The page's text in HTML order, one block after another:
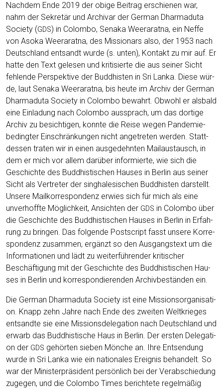
Nach­dem Ende 2019 der obi­ge Bei­trag erschie­nen war,
nahm der Sekre­tär und Archi­var der Ger­man Dhar­ma­du­ta
Socie­ty (GDS) in Colom­bo, Sena­ka Weera­rat­na, ein Nef­fe
von Aso­ka Weera­rat­na, des Mis­sio­nars also, der 1953 nach
Deutsch­land ent­sandt wur­de (s. unten), Kon­takt zu mir auf. Er
hat­te den Text gele­sen und kri­ti­sier­te die aus sei­ner Sicht
feh­len­de Per­spek­ti­ve der Bud­dhis­ten in Sri Lan­ka. Die­se wür­
de, laut Sena­ka Weera­rat­na, bis heu­te im Archiv der Ger­man
Dhar­ma­du­ta Socie­ty in Colom­bo bewahrt. Obwohl er als­bald
eine Ein­la­dung nach Colom­bo aus­sprach, um das dor­ti­ge
Archiv zu besich­ti­gen, konn­te die Rei­se wegen Pan­de­mie-
beding­ter Ein­schrän­kun­gen nicht ange­tre­ten wer­den. Statt­
des­sen tra­ten wir in einen aus­ge­dehn­ten Mai­l­aus­tausch, in
dem er mich vor allem dar­über infor­mier­te, wie sich die
Geschich­te des Bud­dhis­ti­schen Hau­ses in Ber­lin aus sei­ner
Sicht als Ver­tre­ter der sin­gha­le­si­schen Bud­dhis­ten dar­stellt.
Unse­re Mail­kor­re­spon­denz erwies sich für mich als eine
unver­hoff­te Mög­lich­keit, Ansich­ten der GDS in Colom­bo über
die Geschich­te des Bud­dhis­ti­schen Hau­ses in Ber­lin in Erfah­
rung zu brin­gen. Das fol­gen­de Post­script fasst unse­re Kor­re­
spon­denz zusam­men, ergänzt so den Aus­gangs­text um die
Infor­ma­tio­nen und lädt zu wei­ter­füh­ren­der kri­ti­scher
Beschäf­ti­gung mit der Geschich­te des Bud­dhis­ti­schen Hau­
ses in Ber­lin und kor­re­spon­die­ren­den Archiv­be­stän­den ein.
Die Ger­man Dhar­ma­du­ta Socie­ty ist eine Mis­si­ons­or­ga­ni­sa­ti­
on. Knapp zehn Jah­re nach Ende des zwei­ten Welt­krie­ges
ent­sand­te sie eine Mis­si­ons­de­le­ga­ti­on nach Deutsch­land und
erwarb das Bud­dhis­ti­sche Haus in Ber­lin. Der ers­ten Dele­ga­ti­
on der GDS gehör­ten sie­ben Mön­che an. Ihre Ent­sen­dung
wur­de in Sri Lan­ka wie ein natio­na­les Ereig­nis behan­delt. So
war der Minis­ter­prä­si­dent per­sön­lich bei der Ver­ab­schie­dung
zuge­gen, und die Colom­bo Times berich­te­te regel­mä­ßig